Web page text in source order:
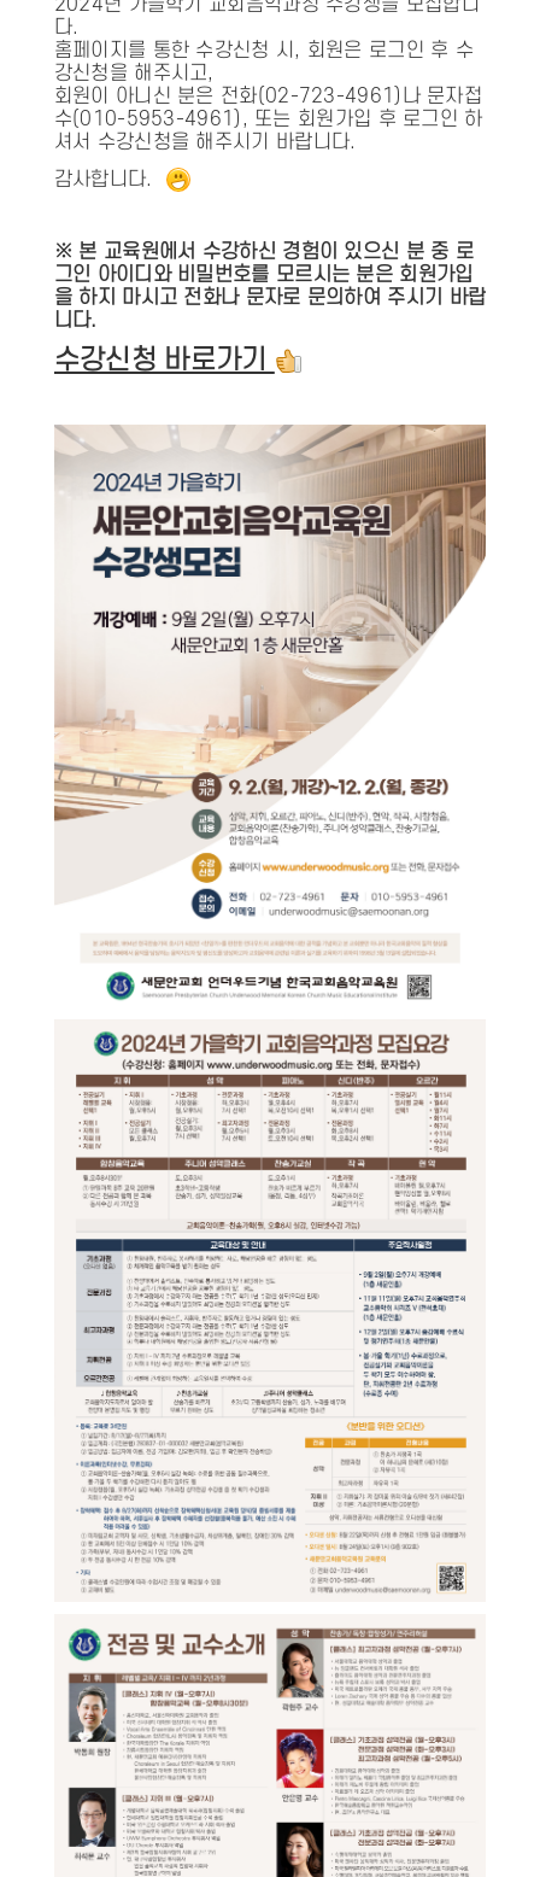
2024년 가을학기 교회음악과정 수강생을 모집합니
다.
홈페이지를 통한 수강신청 시, 회원은 로그인 후 수
강신청을 해주시고,
회원이 아니신 분은 전화(02-723-4961)나 문자접
수(010-5953-4961), 또는 회원가입 후 로그인 하
셔서 수강신청을 해주시기 바랍니다.
감사합니다.
※ 본 교육원에서 수강하신 경험이 있으신 분 중 로
그인 아이디와 비밀번호를 모르시는 분은 회원가입
을 하지 마시고 전화나 문자로 문의하여 주시기 바랍
니다.
수강신청 바로가기